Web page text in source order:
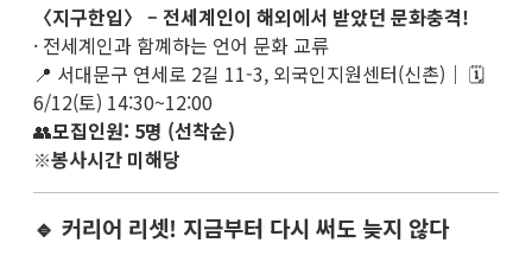
〈지구한입〉 – 전세계인이 해외에서 받았던 문화충격!
· 전세계인과 함꼐하는 언어 문화 교류
📍 서대문구 연세로 2길 11-3, 외국인지원센터(신촌)｜ 🗓
6/12(토) 14:30~12:00
👥모집인원: 5명 (선착순)
※봉사시간 미해당
🔹 커리어 리셋! 지금부터 다시 써도 늦지 않다